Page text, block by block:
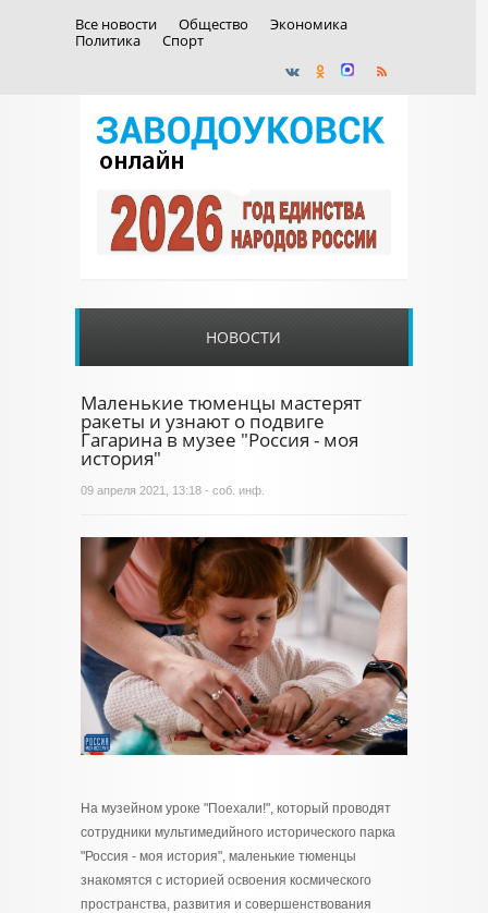
Все новости Общество
Экономика
Политика
Спорт
НОВОСТИ
Маленькие тюменцы мастерят
ракеты и узнают о подвиге
Гагарина в музее "Россия - моя
история"
09 апреля 2021, 13:18 - соб. инф.
На музейном уроке "Поехали!", который проводят
сотрудники мультимедийного исторического парка
"Россия - моя история", маленькие тюменцы
знакомятся с историей освоения космического
пространства, развития и совершенствования